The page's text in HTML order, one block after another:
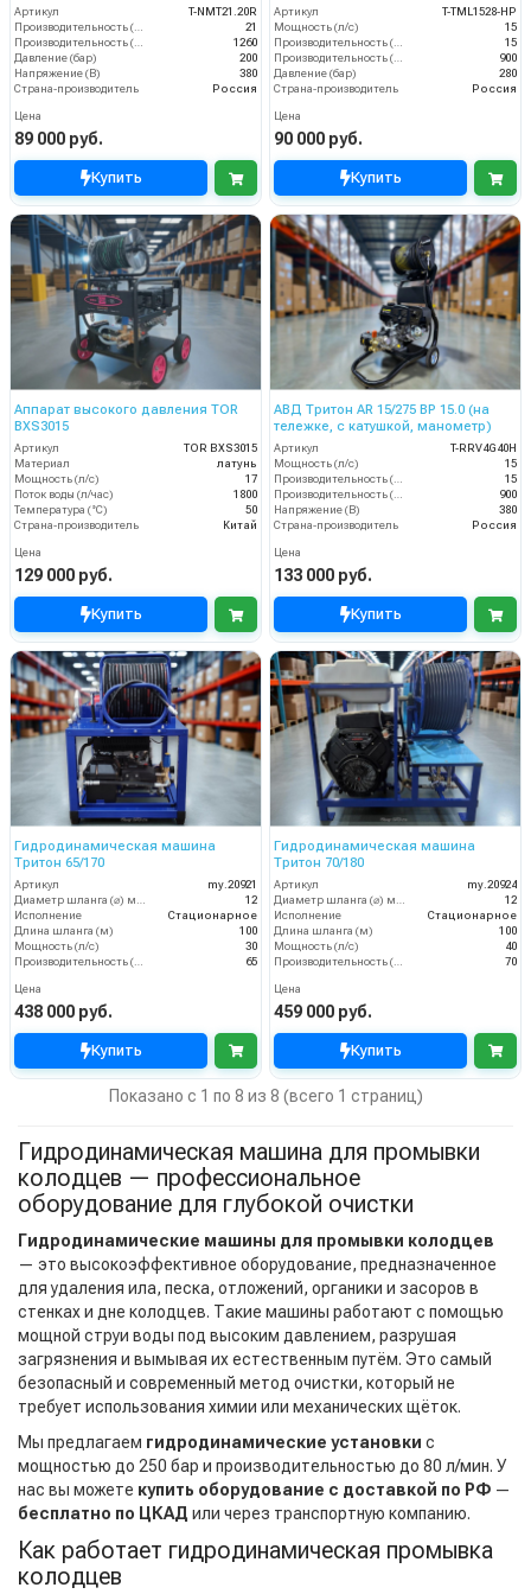
теплозащитой)
Артикул
T-NMT21.20R
Производительность (л/мин)
21
Производительность (л/ч)
1260
Давление (бар)
200
Напряжение (В)
380
Страна-производитель
Россия
Цена
89 000 руб.
Купить
Артикул
T-TML1528-HP
Мощность (л/с)
15
Производительность (л/мин)
15
Производительность (л/ч)
900
Давление (бар)
280
Страна-производитель
Россия
Цена
90 000 руб.
Купить
Аппарат высокого давления TOR
BXS3015
Артикул
TOR BXS3015
Материал
латунь
Мощность (л/с)
17
Поток воды (л/час)
1800
Температура (°C)
50
Страна-производитель
Китай
Цена
129 000 руб.
Купить
АВД Тритон AR 15/275 ВР 15.0 (на
тележке, с катушкой, манометр)
Артикул
T-RRV4G40H
Мощность (л/с)
15
Производительность (л/мин)
15
Производительность (л/ч)
900
Напряжение (В)
380
Страна-производитель
Россия
Цена
133 000 руб.
Купить
Гидродинамическая машина
Тритон 65/170
Артикул
my.20921
12
Исполнение
Стационарное
Длина шланга (м)
100
Мощность (л/с)
30
65
Цена
438 000 руб.
Купить
Гидродинамическая машина
Тритон 70/180
Артикул
my.20924
12
Исполнение
Стационарное
Длина шланга (м)
100
Мощность (л/с)
40
70
Цена
459 000 руб.
Купить
Показано с 1 по 8 из 8 (всего 1 страниц)
Гидродинамическая машина для промывки
колодцев — профессиональное
оборудование для глубокой очистки
Гидродинамические машины для промывки колодцев
— это высокоэффективное оборудование, предназначенное
для удаления ила, песка, отложений, органики и засоров в
стенках и дне колодцев. Такие машины работают с помощью
мощной струи воды под высоким давлением, разрушая
загрязнения и вымывая их естественным путём. Это самый
безопасный и современный метод очистки, который не
требует использования химии или механических щёток.
Мы предлагаем гидродинамические установки с
мощностью до 250 бар и производительностью до 80 л/мин. У
нас вы можете купить оборудование с доставкой по РФ —
бесплатно по ЦКАД или через транспортную компанию.
Как работает гидродинамическая промывка
колодцев